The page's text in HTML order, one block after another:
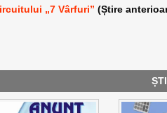
„7 Vârfuri” (Știre